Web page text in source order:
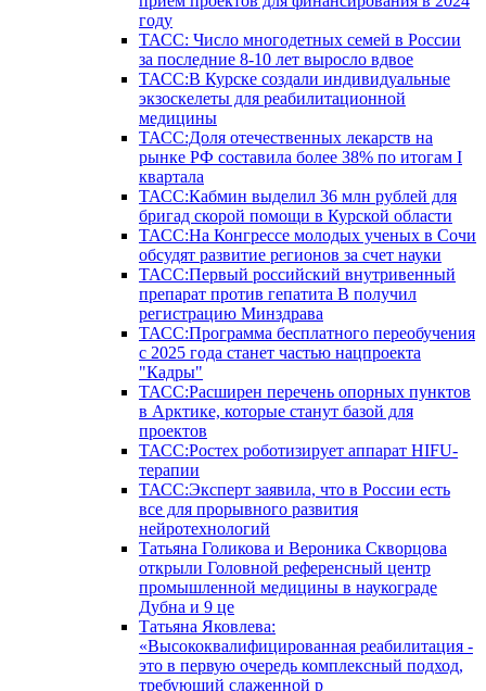
году
ТАСС: Число многодетных семей в России
за последние 8-10 лет выросло вдвое
ТАСС:В Курске создали индивидуальные
экзоскелеты для реабилитационной
медицины
ТАСС:Доля отечественных лекарств на
рынке РФ составила более 38% по итогам I
квартала
ТАСС:Кабмин выделил 36 млн рублей для
бригад скорой помощи в Курской области
ТАСС:На Конгрессе молодых ученых в Сочи
обсудят развитие регионов за счет науки
ТАСС:Первый российский внутривенный
препарат против гепатита В получил
регистрацию Минздрава
ТАСС:Программа бесплатного переобучения
с 2025 года станет частью нацпроекта
"Кадры"
ТАСС:Расширен перечень опорных пунктов
в Арктике, которые станут базой для
проектов
ТАСС:Ростех роботизирует аппарат HIFU-
терапии
ТАСС:Эксперт заявила, что в России есть
все для прорывного развития
нейротехнологий
Татьяна Голикова и Вероника Скворцова
открыли Головной референсный центр
промышленной медицины в наукограде
Дубна и 9 це
Татьяна Яковлева:
«Высококвалифицированная реабилитация -
это в первую очередь комплексный подход,
требующий слаженной р